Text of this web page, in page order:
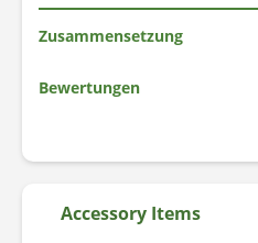
Zusammensetzung
Bewertungen
Accessory Items